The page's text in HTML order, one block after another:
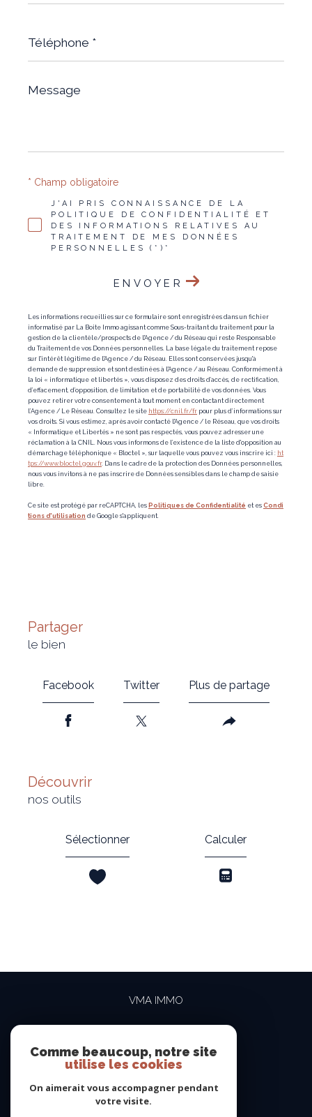
*
Message
*
J'AI PRIS CONNAISSANCE DE LA
POLITIQUE DE CONFIDENTIALITÉ ET
DES INFORMATIONS RELATIVES AU
TRAITEMENT DE MES DONNÉES
PERSONNELLES (*)*
* Champ obligatoire
ENVOYER
Les informations recueillies sur ce formulaire sont enregistrées dans un fichier
informatisé par La Boite Immo agissant comme Sous-traitant du traitement pour la
gestion de la clientèle/prospects de l'Agence / du Réseau qui reste Responsable
du Traitement de vos Données personnelles. La base légale du traitement repose
sur l'intérêt légitime de l'Agence / du Réseau. Elles sont conservées jusqu'à
demande de suppression et sont destinées à l'Agence / au Réseau. Conformément à
la loi « informatique et libertés », vous disposez des droits d’accès, de rectification,
d’effacement, d’opposition, de limitation et de portabilité de vos données. Vous
pouvez retirer votre consentement à tout moment en contactant directement
l’Agence / Le Réseau. Consultez le site https://cnil.fr/fr pour plus d’informations sur
vos droits. Si vous estimez, après avoir contacté l'Agence / le Réseau, que vos droits
« Informatique et Libertés » ne sont pas respectés, vous pouvez adresser une
réclamation à la CNIL. Nous vous informons de l’existence de la liste d'opposition au
démarchage téléphonique « Bloctel », sur laquelle vous pouvez vous inscrire ici : ht
tps://www.bloctel.gouv.fr. Dans le cadre de la protection des Données personnelles,
nous vous invitons à ne pas inscrire de Données sensibles dans le champ de saisie
libre.
Ce site est protégé par reCAPTCHA, les Politiques de Confidentialité et es Condi
tions d'utilisation de Google s'appliquent.
partager
le bien
Facebook Twitter Plus de partage
découvrir
nos outils
Sélectionner Calculer
VMA IMMO
contact@vma-immo.com
19 rue des Rosiéristes
Comme beaucoup, notre site
utilise les cookies
On aimerait vous accompagner pendant
votre visite.